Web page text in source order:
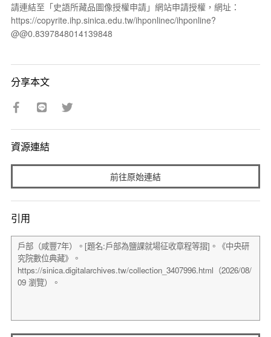
請連結至「史語所藏品圖像授權申請」網站申請授權，網址：
https://copyrite.ihp.sinica.edu.tw/ihponlinec/ihponline?
@@0.8397848014139848
分享本文
資源連結
前往原始連結
引用